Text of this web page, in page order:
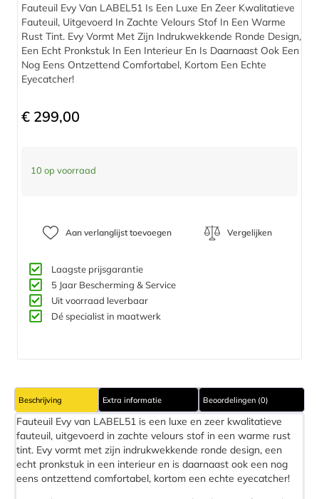
Fauteuil Evy Van LABEL51 Is Een Luxe En Zeer Kwalitatieve
Fauteuil, Uitgevoerd In Zachte Velours Stof In Een Warme
Rust Tint. Evy Vormt Met Zijn Indrukwekkende Ronde Design,
Een Echt Pronkstuk In Een Interieur En Is Daarnaast Ook Een
Nog Eens Ontzettend Comfortabel, Kortom Een Echte
Eyecatcher!
€ 299,00
10 op voorraad
Aan verlanglijst toevoegen Vergelijken
Laagste prijsgarantie
5 Jaar Bescherming & Service​
Uit voorraad leverbaar
Dé specialist in maatwerk
Beschrijving Extra informatie Beoordelingen (0)
Fauteuil Evy van LABEL51 is een luxe en zeer kwalitatieve
fauteuil, uitgevoerd in zachte velours stof in een warme rust
tint. Evy vormt met zijn indrukwekkende ronde design, een
echt pronkstuk in een interieur en is daarnaast ook een nog
eens ontzettend comfortabel, kortom een echte eyecatcher!